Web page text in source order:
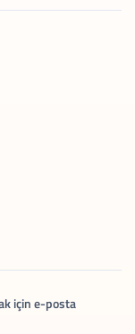
için e-posta